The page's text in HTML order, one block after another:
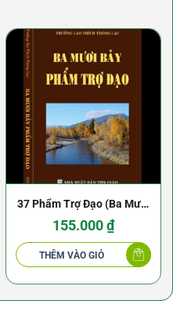
37 Phẩm Trợ Đạo (Ba Mươi
Bảy Pháp Trợ Đạo) – Thích
Thông Lạc
155.000₫
THÊM VÀO GIỎ